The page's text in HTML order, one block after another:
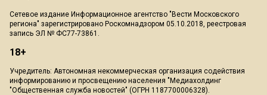
Сетевое издание Информационное агентство "Вести Московского
региона" зарегистрировано Роскомнадзором 05.10.2018, реестровая
запись ЭЛ № ФС77-73861.
18+
Учредитель: Автономная некоммерческая организация содействия
информированию и просвещению населения "Медиахолдинг
"Общественная служба новостей" (ОГРН 1187700006328).